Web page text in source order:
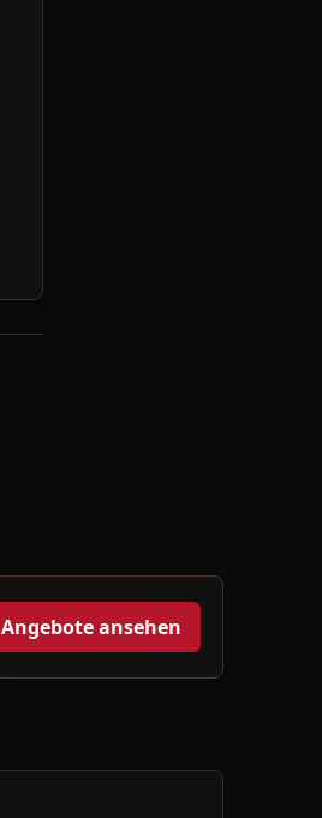
Angebote ansehen